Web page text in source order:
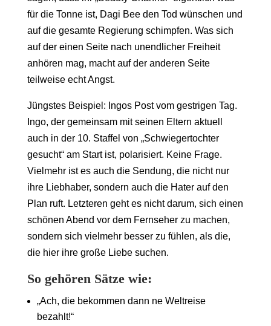
für die Tonne ist, Dagi Bee den Tod wünschen und
auf die gesamte Regierung schimpfen. Was sich
auf der einen Seite nach unendlicher Freiheit
anhören mag, macht auf der anderen Seite
teilweise echt Angst.
Jüngstes Beispiel: Ingos Post vom gestrigen Tag.
Ingo, der gemeinsam mit seinen Eltern aktuell
auch in der 10. Staffel von „Schwiegertochter
gesucht“ am Start ist, polarisiert. Keine Frage.
Vielmehr ist es auch die Sendung, die nicht nur
ihre Liebhaber, sondern auch die Hater auf den
Plan ruft. Letzteren geht es nicht darum, sich einen
schönen Abend vor dem Fernseher zu machen,
sondern sich vielmehr besser zu fühlen, als die,
die hier ihre große Liebe suchen.
So gehören Sätze wie:
„Ach, die bekommen dann ne Weltreise
bezahlt!“